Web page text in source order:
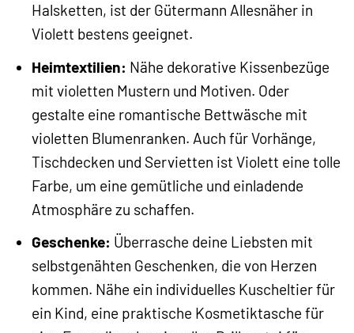
Halsketten, ist der Gütermann Allesnäher in
Violett bestens geeignet.
Heimtextilien: Nähe dekorative Kissenbezüge
mit violetten Mustern und Motiven. Oder
gestalte eine romantische Bettwäsche mit
violetten Blumenranken. Auch für Vorhänge,
Tischdecken und Servietten ist Violett eine tolle
Farbe, um eine gemütliche und einladende
Atmosphäre zu schaffen.
Geschenke: Überrasche deine Liebsten mit
selbstgenähten Geschenken, die von Herzen
kommen. Nähe ein individuelles Kuscheltier für
ein Kind, eine praktische Kosmetiktasche für